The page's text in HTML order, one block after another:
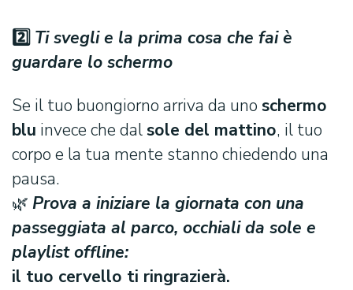
2️⃣ Ti svegli e la prima cosa che fai è
guardare lo schermo
Se il tuo buongiorno arriva da uno schermo
blu invece che dalsole del mattino, il tuo
corpo e la tua mente stanno chiedendo una
pausa.
🌿 Prova a iniziare la giornata con una
passeggiata al parco, occhiali da sole e
playlist offline:
il tuo cervello ti ringrazierà.